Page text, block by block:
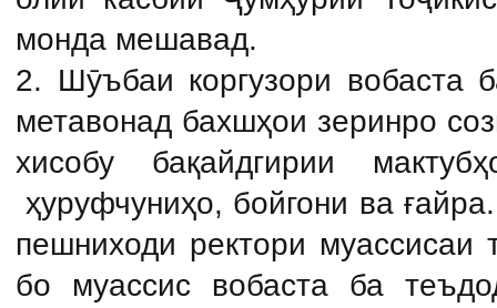
монда мешавад.
2. Шӯъбаи коргузори вобаста
метавонад бахшҳои зеринро
хисобу бақайдгирии
ҳуруфчуниҳо, бойгони ва
пешниходи ректори муассисаи
бо муассис вобаста ба